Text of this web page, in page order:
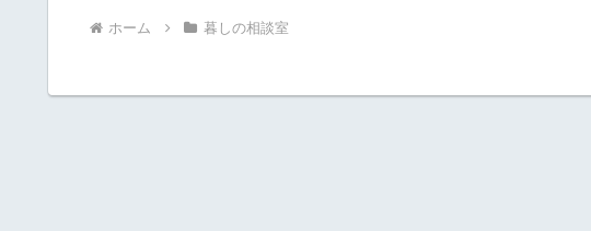
ホーム 暮しの相談室